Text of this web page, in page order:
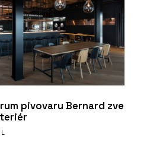
pivovaru Bernard zve